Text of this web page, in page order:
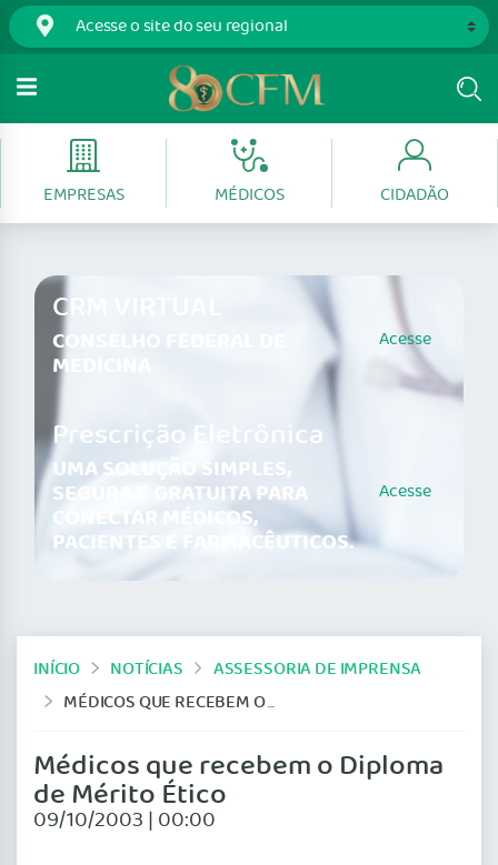
EMPRESAS MÉDICOS CIDADÃO
CRM VIRTUAL
CONSELHO FEDERAL DE
MEDICINA
Acesse
Prescrição Eletrônica
UMA SOLUÇÃO SIMPLES,
SEGURA E GRATUITA PARA
CONECTAR MÉDICOS,
PACIENTES E FARMACÊUTICOS.
Acesse
INÍCIO NOTÍCIAS
ASSESSORIA DE IMPRENSA
MÉDICOS QUE RECEBEM O DIPLOMA DE MÉRITO ÉTICO
Médicos que recebem o Diploma
de Mérito Ético
09/10/2003 | 00:00